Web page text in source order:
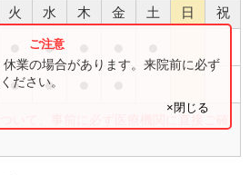
火 水 木 金 土 日 祝
●
● ●
いて、事前に必ず医療機関に直接ご確
業の場合があります。来院前に必ず
ださい。
×閉じる